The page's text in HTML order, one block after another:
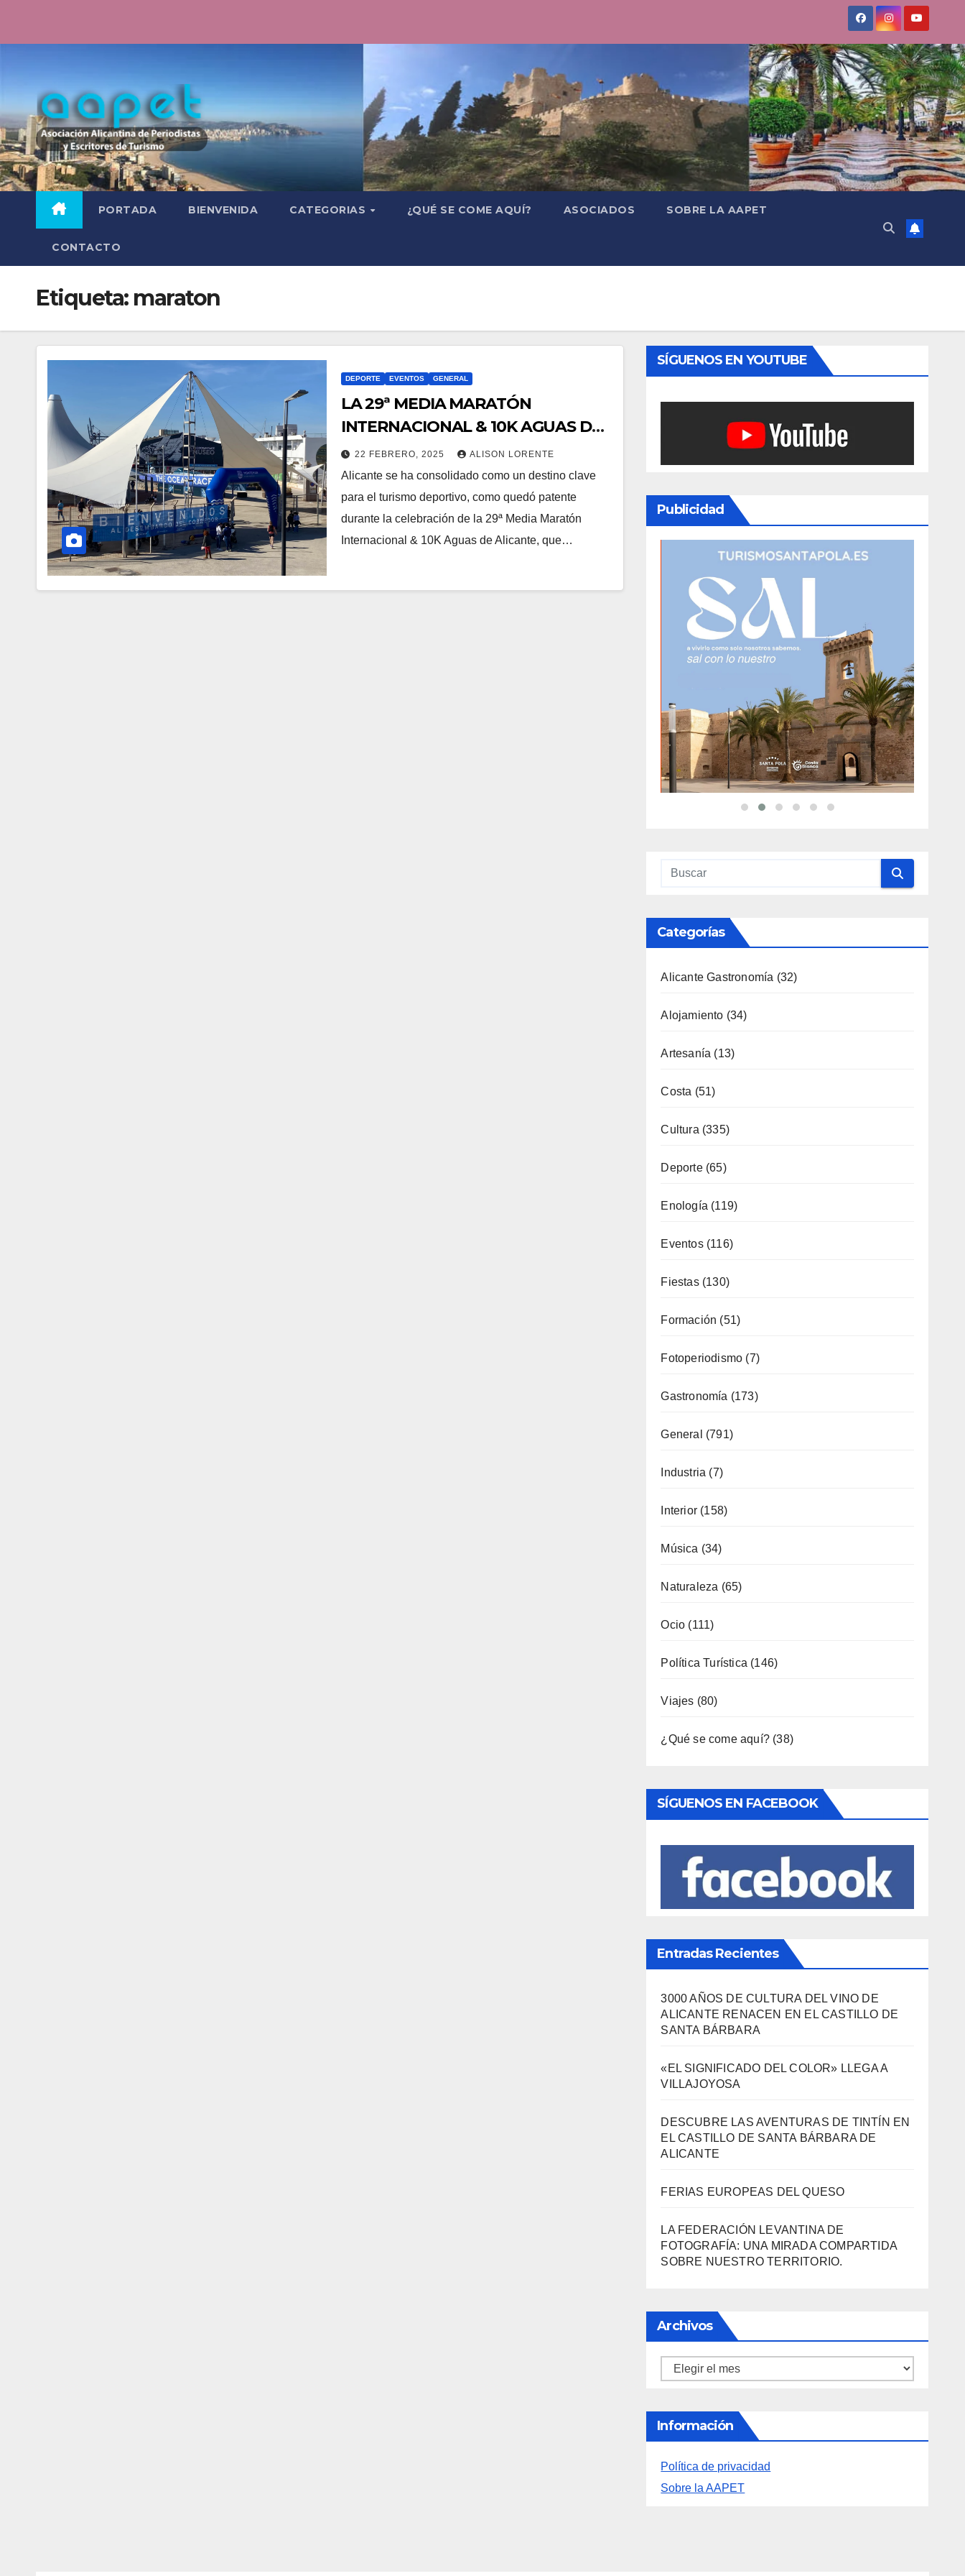
PORTADA BIENVENIDA CATEGORIAS ¿QUÉ SE COME AQUÍ? ASOCIADOS SOBRE LA AAPET
CONTACTO
Etiqueta: maraton
DEPORTE EVENTOS GENERAL
LA 29ª MEDIA MARATÓN
INTERNACIONAL & 10K AGUAS DE
ALICANTE DEJA SU HUELLA EN LA
CIUDAD
22 FEBRERO, 2025 ALISON LORENTE
Alicante se ha consolidado como un destino clave
para el turismo deportivo, como quedó patente
durante la celebración de la 29ª Media Maratón
Internacional & 10K Aguas de Alicante, que…
SÍGUENOS EN YOUTUBE
Publicidad
Categorías
Alicante Gastronomía (32)
Alojamiento (34)
Artesanía (13)
Costa (51)
Cultura (335)
Deporte(65)
Enología (119)
Eventos(116)
Fiestas(130)
Formación (51)
Fotoperiodismo (7)
Gastronomía (173)
General (791)
Industria (7)
Interior(158)
Música (34)
Naturaleza (65)
Ocio (111)
Política Turística (146)
Viajes (80)
¿Qué se come aquí?(38)
SÍGUENOS EN FACEBOOK
Entradas Recientes
3000 AÑOS DE CULTURA DEL VINO DE
ALICANTE RENACEN EN EL CASTILLO DE
SANTA BÁRBARA
«EL SIGNIFICADO DEL COLOR» LLEGA A
VILLAJOYOSA
DESCUBRE LAS AVENTURAS DE TINTÍN EN
EL CASTILLO DE SANTA BÁRBARA DE
ALICANTE
FERIAS EUROPEAS DEL QUESO
LA FEDERACIÓN LEVANTINA DE
FOTOGRAFÍA: UNA MIRADA COMPARTIDA
SOBRE NUESTRO TERRITORIO.
Archivos
Archivos
Información
Política de privacidad
Sobre la AAPET